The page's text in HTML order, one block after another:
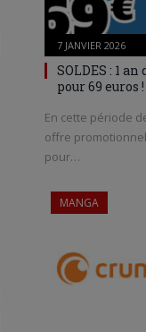
7 JANVIER 2026
SOLDES : 1
pour 69 euros !
En cette période
offre
pour…
MANGA